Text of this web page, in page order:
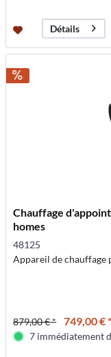
Détails
Chauffage
homes
48125
Appareil de
879,00 € * 749,00 € *
7 immédiatement